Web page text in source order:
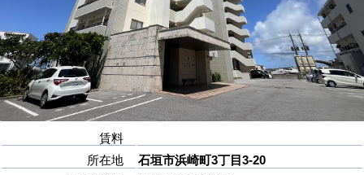
賃料
所在地
石垣市浜崎町3丁目3-20